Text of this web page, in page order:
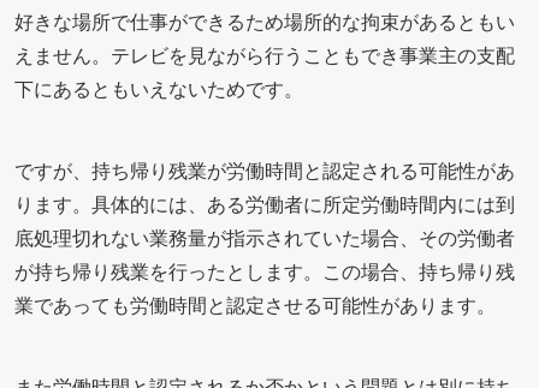
好きな場所で仕事ができるため場所的な拘束があるともい
えません。テレビを見ながら行うこともでき事業主の支配
下にあるともいえないためです。
ですが、持ち帰り残業が労働時間と認定される可能性があ
ります。具体的には、ある労働者に所定労働時間内には到
底処理切れない業務量が指示されていた場合、その労働者
が持ち帰り残業を行ったとします。この場合、持ち帰り残
業であっても労働時間と認定させる可能性があります。